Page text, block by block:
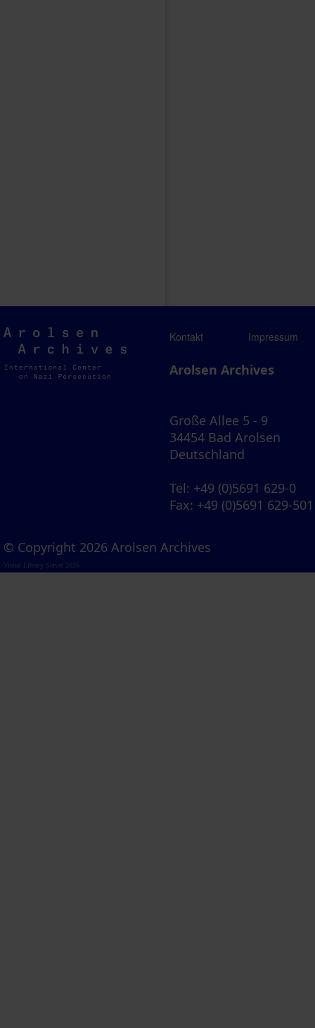
Arolsen
Archives
Kontakt Impressum
Arolsen Archives
Große Allee 5 - 9
34454 Bad Arolsen
Deutschland
Tel: +49 (0)5691 629-0
Fax: +49 (0)5691 629-501
© Copyright 2026 Arolsen Archives
Visual Library Server 2026